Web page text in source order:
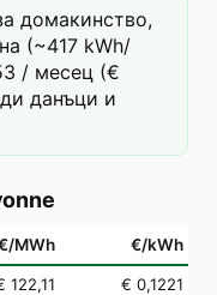
домакинство,
(~417 kWh/
/ месец (€
данъци и
MWh €/kWh
122,11
€ 0,1221